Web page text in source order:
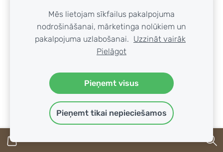
Mēs lietojam sīkfailus pakalpojuma
nodrošināšanai, mārketinga nolūkiem un
pakalpojuma uzlabošanai. Uzzināt vairāk
Pielāgot
Pieņemt visus
Pieņemt tikai nepieciešamos